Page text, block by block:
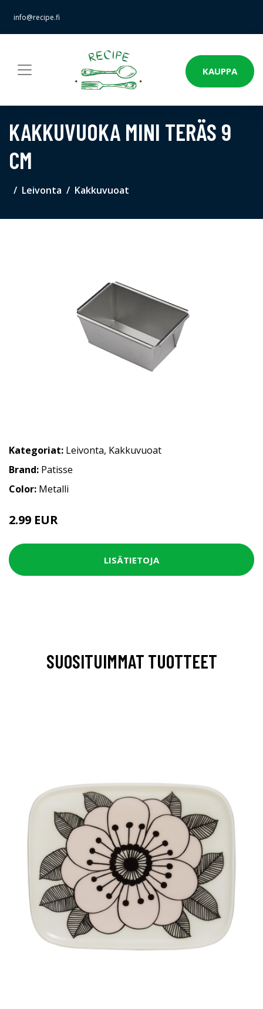
info@recipe.fi
KAUPPA
KAKKUVUOKA MINI TERÄS 9
CM
Leivonta Kakkuvuoat
Kategoriat: Leivonta, Kakkuvuoat
Brand: Patisse
Color: Metalli
2.99 EUR
LISÄTIETOJA
SUOSITUIMMAT TUOTTEET